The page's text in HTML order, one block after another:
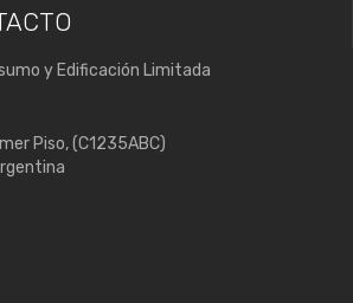
y Edificación Limitada
Piso, (C1235ABC)